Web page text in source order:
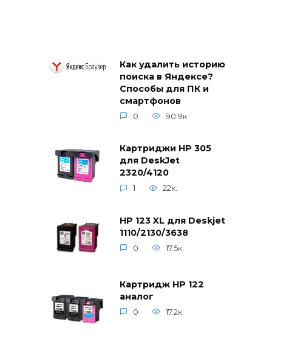
Как удалить историю
поиска в Яндексе?
Способы для ПК и
смартфонов
0 90.9к.
Картриджи HP 305
для DeskJet
2320/4120
1 22к.
HP 123 XL для Deskjet
1110/2130/3638
0 17.5к.
Картридж HP 122
аналог
0 17.2к.